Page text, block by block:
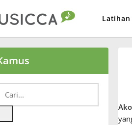
Latihan
Български